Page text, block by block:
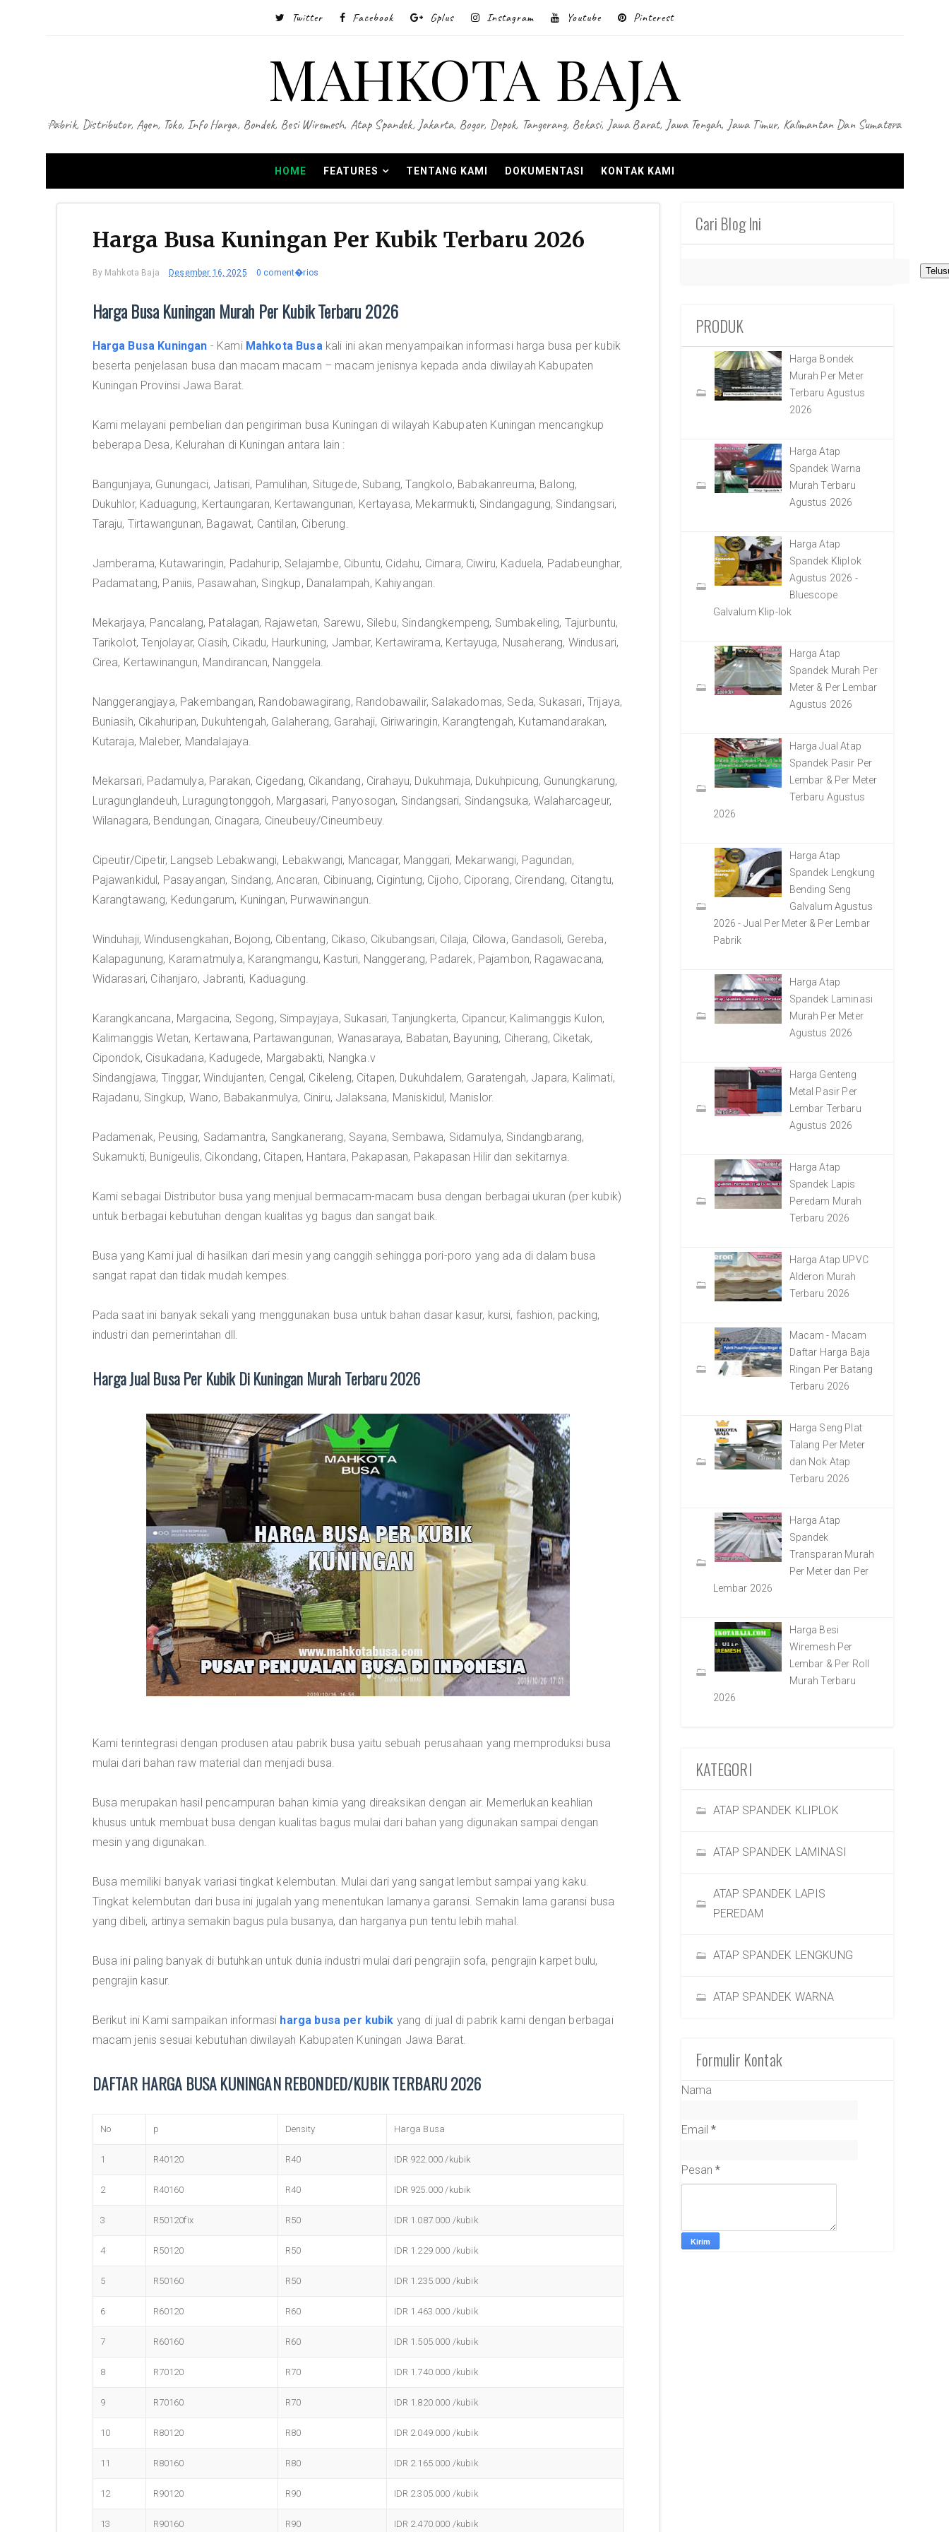
Twitter Facebook Gplus Instagram Youtube Pinterest
MAHKOTA BAJA
Pabrik, Distributor, Agen, Toko, Info Harga, Bondek, Besi Wiremesh, Atap Spandek, Jakarta, Bogor, Depok, Tangerang, Bekasi, Jawa Barat, Jawa Tengah, Jawa Timur, Kalimantan Dan Sumatera
HOME FEATURES TENTANG KAMI DOKUMENTASI KONTAK KAMI
Harga Busa Kuningan Per Kubik Terbaru 2026
By Mahkota Baja Desember 16, 2025 0 coment�rios
Harga Busa Kuningan Murah Per Kubik Terbaru 2026
Harga Busa Kuningan - Kami Mahkota Busakali ini akan menyampaikan informasi harga busa per kubik
beserta penjelasan busa dan macam macam – macam jenisnya kepada anda diwilayah Kabupaten
Kuningan Provinsi Jawa Barat.
Kami melayani pembelian dan pengiriman busa Kuningan di wilayah Kabupaten Kuningan mencangkup
beberapa Desa, Kelurahan di Kuningan antara lain :
Bangunjaya, Gunungaci, Jatisari, Pamulihan, Situgede, Subang, Tangkolo, Babakanreuma, Balong,
Dukuhlor, Kaduagung, Kertaungaran, Kertawangunan, Kertayasa, Mekarmukti, Sindangagung, Sindangsari,
Taraju, Tirtawangunan, Bagawat, Cantilan, Ciberung.
Jamberama, Kutawaringin, Padahurip, Selajambe, Cibuntu, Cidahu, Cimara, Ciwiru, Kaduela, Padabeunghar,
Padamatang, Paniis, Pasawahan, Singkup, Danalampah, Kahiyangan.
Mekarjaya, Pancalang, Patalagan, Rajawetan, Sarewu, Silebu, Sindangkempeng, Sumbakeling, Tajurbuntu,
Tarikolot, Tenjolayar, Ciasih, Cikadu, Haurkuning, Jambar, Kertawirama, Kertayuga, Nusaherang, Windusari,
Cirea, Kertawinangun, Mandirancan, Nanggela.
Nanggerangjaya, Pakembangan, Randobawagirang, Randobawailir, Salakadomas, Seda, Sukasari, Trijaya,
Buniasih, Cikahuripan, Dukuhtengah, Galaherang, Garahaji, Giriwaringin, Karangtengah, Kutamandarakan,
Kutaraja, Maleber, Mandalajaya.
Mekarsari, Padamulya, Parakan, Cigedang, Cikandang, Cirahayu, Dukuhmaja, Dukuhpicung, Gunungkarung,
Luragunglandeuh, Luragungtonggoh, Margasari, Panyosogan, Sindangsari, Sindangsuka, Walaharcageur,
Wilanagara, Bendungan, Cinagara, Cineubeuy/Cineumbeuy.
Cipeutir/Cipetir, Langseb Lebakwangi, Lebakwangi, Mancagar, Manggari, Mekarwangi, Pagundan,
Pajawankidul, Pasayangan, Sindang, Ancaran, Cibinuang, Cigintung, Cijoho, Ciporang, Cirendang, Citangtu,
Karangtawang, Kedungarum, Kuningan, Purwawinangun.
Winduhaji, Windusengkahan, Bojong, Cibentang, Cikaso, Cikubangsari, Cilaja, Cilowa, Gandasoli, Gereba,
Kalapagunung, Karamatmulya, Karangmangu, Kasturi, Nanggerang, Padarek, Pajambon, Ragawacana,
Widarasari, Cihanjaro, Jabranti, Kaduagung.
Karangkancana, Margacina, Segong, Simpayjaya, Sukasari, Tanjungkerta, Cipancur, Kalimanggis Kulon,
Kalimanggis Wetan, Kertawana, Partawangunan, Wanasaraya, Babatan, Bayuning, Ciherang, Ciketak,
Cipondok, Cisukadana, Kadugede, Margabakti, Nangka.v
Sindangjawa, Tinggar, Windujanten, Cengal, Cikeleng, Citapen, Dukuhdalem, Garatengah, Japara, Kalimati,
Rajadanu, Singkup, Wano, Babakanmulya, Ciniru, Jalaksana, Maniskidul, Manislor.
Padamenak, Peusing, Sadamantra, Sangkanerang, Sayana, Sembawa, Sidamulya, Sindangbarang,
Sukamukti, Bunigeulis, Cikondang, Citapen, Hantara, Pakapasan, Pakapasan Hilir dan sekitarnya.
Kami sebagai Distributor busa yang menjual bermacam-macam busa dengan berbagai ukuran (per kubik)
untuk berbagai kebutuhan dengan kualitas yg bagus dan sangat baik.
Busa yang Kami jual di hasilkan dari mesin yang canggih sehingga pori-poro yang ada di dalam busa
sangat rapat dan tidak mudah kempes.
Pada saat ini banyak sekali yang menggunakan busa untuk bahan dasar kasur, kursi, fashion, packing,
industri dan pemerintahan dll.
Harga Jual Busa Per Kubik Di Kuningan Murah Terbaru 2026
Kami terintegrasi dengan produsen atau pabrik busa yaitu sebuah perusahaan yang memproduksi busa
mulai dari bahan raw material dan menjadi busa.
Busa merupakan hasil pencampuran bahan kimia yang direaksikan dengan air. Memerlukan keahlian
khusus untuk membuat busa dengan kualitas bagus mulai dari bahan yang digunakan sampai dengan
mesin yang digunakan.
Busa memiliki banyak variasi tingkat kelembutan. Mulai dari yang sangat lembut sampai yang kaku.
Tingkat kelembutan dari busa ini jugalah yang menentukan lamanya garansi. Semakin lama garansi busa
yang dibeli, artinya semakin bagus pula busanya, dan harganya pun tentu lebih mahal.
Busa ini paling banyak di butuhkan untuk dunia industri mulai dari pengrajin sofa, pengrajin karpet bulu,
pengrajin kasur.
Berikut ini Kami sampaikan informasi harga busa per kubik yang di jual di pabrik kami dengan berbagai
macam jenis sesuai kebutuhan diwilayah Kabupaten Kuningan Jawa Barat.
DAFTAR HARGA BUSA KUNINGAN REBONDED/KUBIK TERBARU 2026
No p Density Harga Busa
1 R40120 R40 IDR 922.000 /kubik
2 R40160 R40 IDR 925.000 /kubik
3 R50120fix R50 IDR 1.087.000 /kubik
4 R50120 R50 IDR 1.229.000 /kubik
5 R50160 R50 IDR 1.235.000 /kubik
6 R60120 R60 IDR 1.463.000 /kubik
7 R60160 R60 IDR 1.505.000 /kubik
8 R70120 R70 IDR 1.740.000 /kubik
9 R70160 R70 IDR 1.820.000 /kubik
10 R80120 R80 IDR 2.049.000 /kubik
11 R80160 R80 IDR 2.165.000 /kubik
12 R90120 R90 IDR 2.305.000 /kubik
13 R90160 R90 IDR 2.470.000 /kubik
Cari Blog Ini
PRODUK
Harga Bondek
Murah Per Meter
Terbaru Agustus
2026
Harga Atap
Spandek Warna
Murah Terbaru
Agustus 2026
Harga Atap
Spandek Kliplok
Agustus 2026 -
Bluescope
Galvalum Klip-lok
Harga Atap
Spandek Murah Per
Meter & Per Lembar
Agustus 2026
Harga Jual Atap
Spandek Pasir Per
Lembar & Per Meter
Terbaru Agustus
2026
Harga Atap
Spandek Lengkung
Bending Seng
Galvalum Agustus
2026 - Jual Per Meter & Per Lembar
Pabrik
Harga Atap
Spandek Laminasi
Murah Per Meter
Agustus 2026
Harga Genteng
Metal Pasir Per
Lembar Terbaru
Agustus 2026
Harga Atap
Spandek Lapis
Peredam Murah
Terbaru 2026
Harga Atap UPVC
Alderon Murah
Terbaru 2026
Macam - Macam
Daftar Harga Baja
Ringan Per Batang
Terbaru 2026
Harga Seng Plat
Talang Per Meter
dan Nok Atap
Terbaru 2026
Harga Atap
Spandek
Transparan Murah
Per Meter dan Per
Lembar 2026
Harga Besi
Wiremesh Per
Lembar & Per Roll
Murah Terbaru
2026
KATEGORI
ATAP SPANDEK KLIPLOK
ATAP SPANDEK LAMINASI
ATAP SPANDEK LAPIS
PEREDAM
ATAP SPANDEK LENGKUNG
ATAP SPANDEK WARNA
Formulir Kontak
Nama
Email*
Pesan*